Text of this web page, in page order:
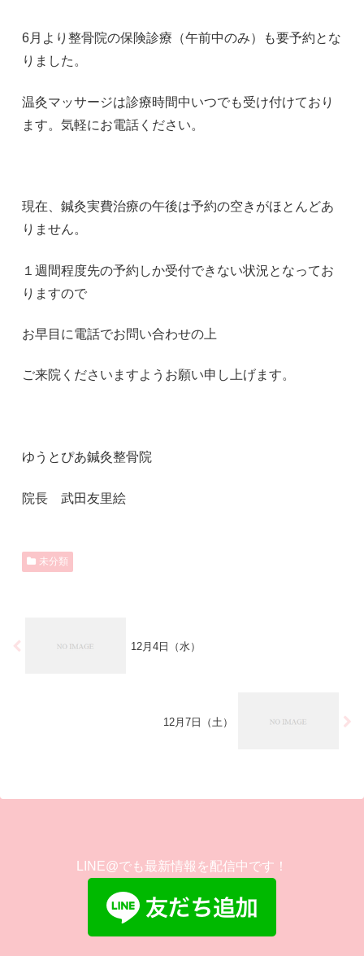
6月より整骨院の保険診療（午前中のみ）も要予約とな
りました。
温灸マッサージは診療時間中いつでも受け付けており
ます。気軽にお電話ください。
現在、鍼灸実費治療の午後は予約の空きがほとんどあ
りません。
１週間程度先の予約しか受付できない状況となってお
りますので
お早目に電話でお問い合わせの上
ご来院くださいますようお願い申し上げます。
ゆうとぴあ鍼灸整骨院
院長 武田友里絵
未分類
12月4日（水）
12月7日（土）
LINE@でも最新情報を配信中です！